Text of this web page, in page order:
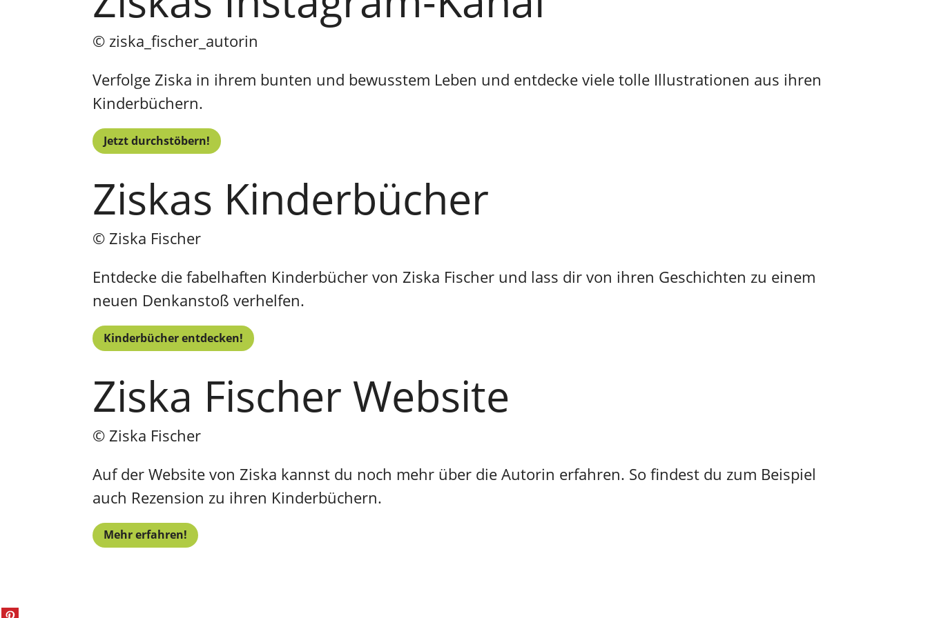
© ziska_fischer_autorin
Verfolge Ziska in ihrem bunten und bewusstem Leben und entdecke viele tolle Illustrationen aus ihren
Kinderbüchern.
Jetzt durchstöbern!
Ziskas Kinderbücher
© Ziska Fischer
Entdecke die fabelhaften Kinderbücher von Ziska Fischer und lass dir von ihren Geschichten zu einem
neuen Denkanstoß verhelfen.
Kinderbücher entdecken!
Ziska Fischer Website
© Ziska Fischer
Auf der Website von Ziska kannst du noch mehr über die Autorin erfahren. So findest du zum Beispiel
auch Rezension zu ihren Kinderbüchern.
Mehr erfahren!